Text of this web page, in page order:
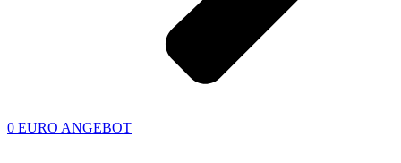
0 EURO ANGEBOT